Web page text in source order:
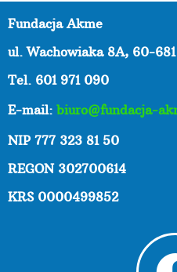
Fundacja Akme
ul. Wachowiaka 8A, 60-
Tel. 601 971 090
E-mail: biuro@fundacja-
NIP 777 323 81 50
REGON 302700614
KRS 0000499852